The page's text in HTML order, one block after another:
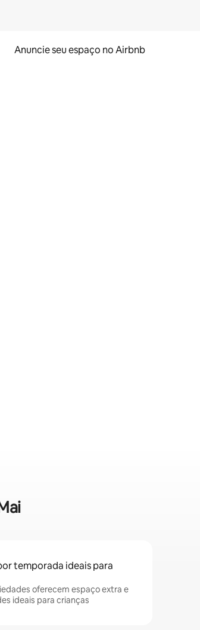
Anuncie seu espaço no Airbnb
na tela.
temporada ideais para
oferecem espaço extra e
ideais para crianças